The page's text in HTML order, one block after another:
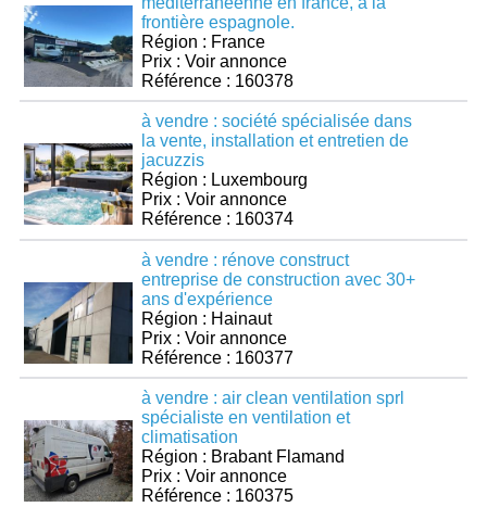
frontière espagnole.
Région : France
Prix : Voir annonce
Référence : 160378
à vendre : société spécialisée dans
la vente, installation et entretien de
jacuzzis
Région : Luxembourg
Prix : Voir annonce
Référence : 160374
à vendre : rénove construct
entreprise de construction avec 30+
ans d'expérience
Région : Hainaut
Prix : Voir annonce
Référence : 160377
à vendre : air clean ventilation sprl
spécialiste en ventilation et
climatisation
Région : Brabant Flamand
Prix : Voir annonce
Référence : 160375